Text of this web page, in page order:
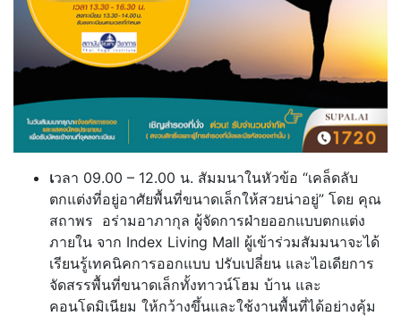
เวลา 09.00 – 12.00 น. สัมมนาในหัวข้อ “เคล็ดลับ
ตกแต่งที่อยู่อาศัยพื้นที่ขนาดเล็กให้สวยน่าอยู่” โดย คุณ
สถาพร อร่ามอาภากุล ผู้จัดการฝ่ายออกแบบตกแต่ง
ภายใน จาก Index Living Mall ผู้เข้าร่วมสัมมนาจะได้
เรียนรู้เทคนิคการออกแบบ ปรับเปลี่ยน และไอเดียการ
จัดสรรพื้นที่ขนาดเล็กทั้งทาวน์โฮม บ้าน และ
คอนโดมิเนียม ให้กว้างขึ้นและใช้งานพื้นที่ได้อย่างคุ้ม